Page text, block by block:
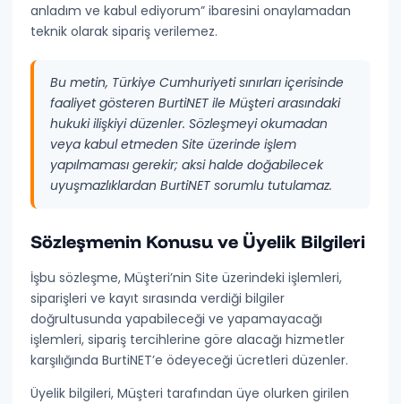
Veri İşleme Sözleşmesi (DPA)
TEKNIK & KULLANIM
Kabul Edilebilir Kullanım Politikası
SLA (Service Level Agreement)
Kötüye Kullanım
anladım ve kabul ediyorum” ibaresini onaylamadan
teknik olarak sipariş verilemez.
Bu metin, Türkiye Cumhuriyeti sınırları içerisinde
faaliyet gösteren BurtiNET ile Müşteri arasındaki
hukuki ilişkiyi düzenler. Sözleşmeyi okumadan
veya kabul etmeden Site üzerinde işlem
yapılmaması gerekir; aksi halde doğabilecek
uyuşmazlıklardan BurtiNET sorumlu tutulamaz.
Sözleşmenin Konusu ve Üyelik Bilgileri
İşbu sözleşme, Müşteri’nin Site üzerindeki işlemleri,
siparişleri ve kayıt sırasında verdiği bilgiler
doğrultusunda yapabileceği ve yapamayacağı
işlemleri, sipariş tercihlerine göre alacağı hizmetler
karşılığında BurtiNET’e ödeyeceği ücretleri düzenler.
Üyelik bilgileri, Müşteri tarafından üye olurken girilen